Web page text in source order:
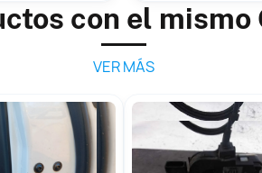
con el mismo
VER MÁS